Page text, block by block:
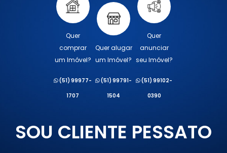
Quer
comprar
um Imóvel?
(51) 99977-
1707
Quer alugar
um Imóvel?
(51) 99791-
1504
Quer
anunciar
seu Imóvel?
(51) 99102-
0390
SOU CLIENTE PESSATO